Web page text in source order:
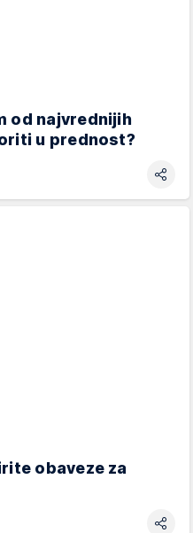
od najvrednijih
u prednost?
obaveze za